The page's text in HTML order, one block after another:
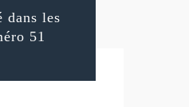
dans les
51